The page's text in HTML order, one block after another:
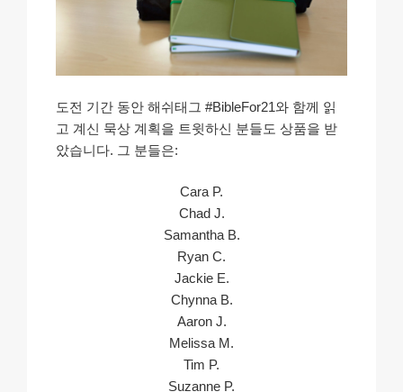
도전 기간 동안 해쉬태그 #BibleFor21와 함께 읽
고 계신 묵상 계획을 트윗하신 분들도 상품을 받
았습니다. 그 분들은:
Cara P.
Chad J.
Samantha B.
Ryan C.
Jackie E.
Chynna B.
Aaron J.
Melissa M.
Tim P.
Suzanne P.